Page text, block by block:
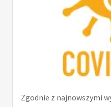
Zgodnie z najnowszymi